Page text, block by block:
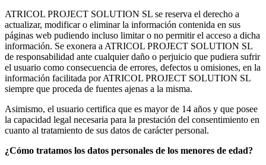
ATRICOL PROJECT SOLUTION SL se reserva el derecho a
actualizar, modificar o eliminar la información contenida en sus
páginas web pudiendo incluso limitar o no permitir el acceso a dicha
información. Se exonera a ATRICOL PROJECT SOLUTION SL
de responsabilidad ante cualquier daño o perjuicio que pudiera sufrir
el usuario como consecuencia de errores, defectos u omisiones, en la
información facilitada por ATRICOL PROJECT SOLUTION SL
siempre que proceda de fuentes ajenas a la misma.
Asimismo, el usuario certifica que es mayor de 14 años y que posee
la capacidad legal necesaria para la prestación del consentimiento en
cuanto al tratamiento de sus datos de carácter personal.
¿Cómo tratamos los datos personales de los menores de edad?